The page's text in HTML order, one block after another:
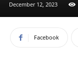
December 12, 2023
Facebook